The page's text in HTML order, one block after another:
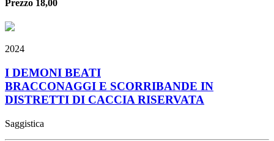
Prezzo 18,00
2024
I DEMONI BEATI
BRACCONAGGI E SCORRIBANDE IN
DISTRETTI DI CACCIA RISERVATA
Saggistica